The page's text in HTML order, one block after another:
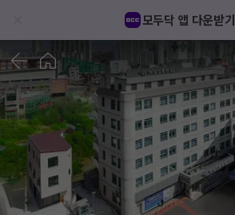
모두닥 앱 다운받기
1/10